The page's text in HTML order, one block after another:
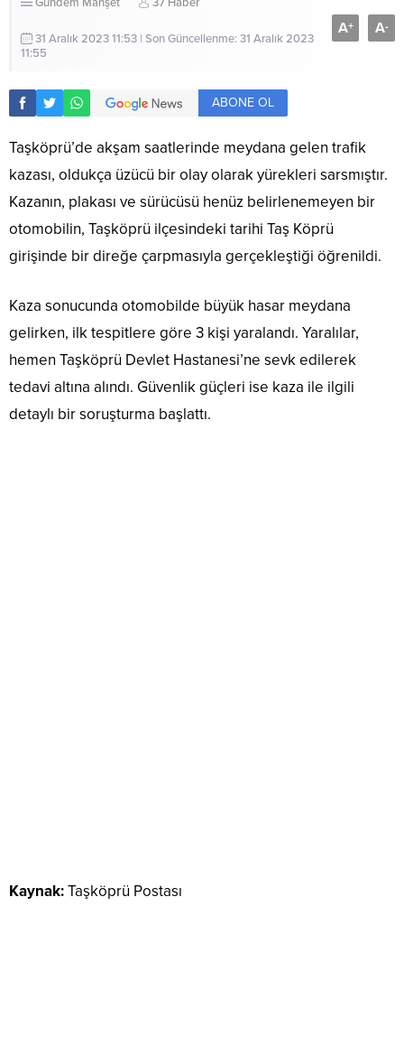
31 Aralık 2023 11:53 | Son Güncellenme: 31 Aralık 2023
11:55
A+ A-
ABONE OL
Taşköprü’de akşam saatlerinde meydana gelen trafik
kazası, oldukça üzücü bir olay olarak yürekleri sarsmıştır.
Kazanın, plakası ve sürücüsü henüz belirlenemeyen bir
otomobilin, Taşköprü ilçesindeki tarihi Taş Köprü
girişinde bir direğe çarpmasıyla gerçekleştiği öğrenildi.
Kaza sonucunda otomobilde büyük hasar meydana
gelirken, ilk tespitlere göre 3 kişi yaralandı. Yaralılar,
hemen Taşköprü Devlet Hastanesi’ne sevk edilerek
tedavi altına alındı. Güvenlik güçleri ise kaza ile ilgili
detaylı bir soruşturma başlattı.
Kaynak:Taşköprü Postası